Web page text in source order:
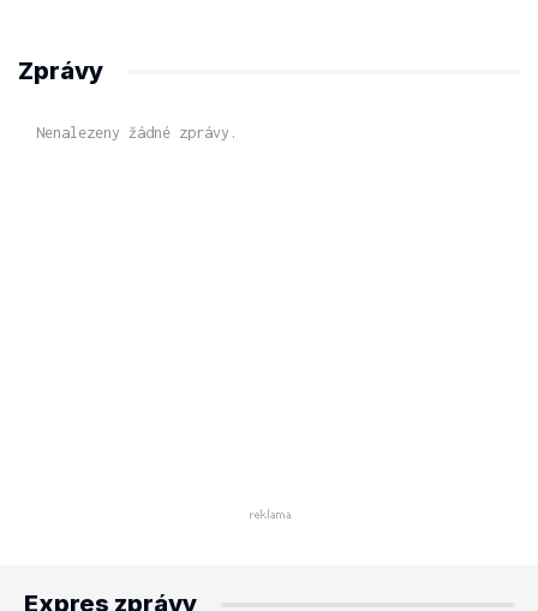
Zprávy
Nenalezeny žádné zprávy.
Expres zprávy